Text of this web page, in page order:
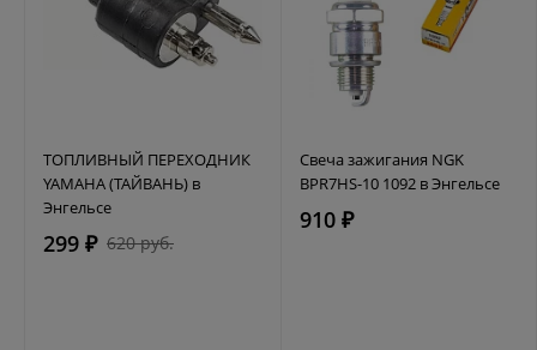
ТОПЛИВНЫЙ ПЕРЕХОДНИК
YAMAHA (ТАЙВАНЬ) в
Энгельсе
299 ₽ 620 руб.
Свеча зажигания NGK
BPR7HS-10 1092 в Энгельсе
910 ₽